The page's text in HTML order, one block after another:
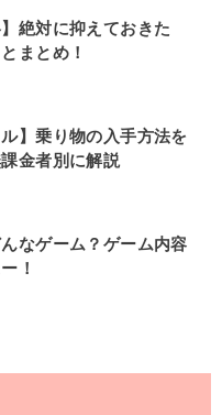
】絶対に抑えておきた
まとめ！
ル】乗り物の入手方法を
金者別に解説
なゲーム？ゲーム内容
！